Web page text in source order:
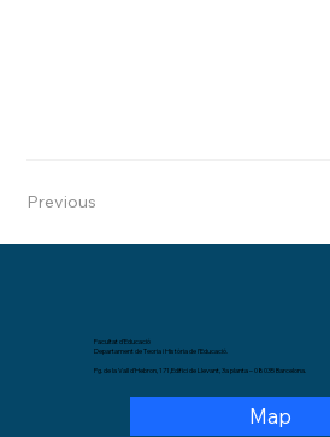
Previous
Facultat d’Educació
Departament de Teoria i Història de l’Educació.
Pg. de la Vall d’Hebron, 171,Edifici de Llevant, 3a planta – 08035 Barcelona.
Map